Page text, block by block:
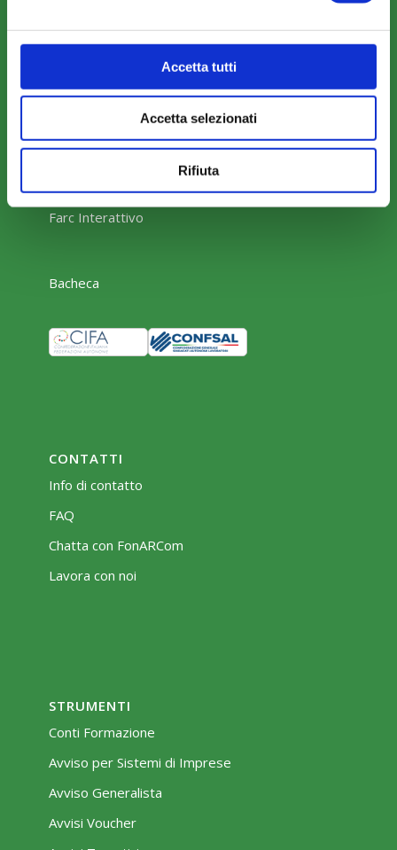
Accetta tutti
Accetta selezionati
Rifiuta
Sfoglia la nostra brochure
Parere Parti
Farc Interattivo
Bacheca
CONTATTI
Info di contatto
FAQ
Chatta con FonARCom
Lavora con noi
STRUMENTI
Conti Formazione
Avviso per Sistemi di Imprese
Avviso Generalista
Avvisi Voucher